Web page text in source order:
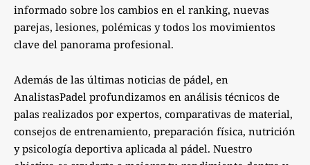
informado sobre los cambios en el ranking, nuevas
parejas, lesiones, polémicas y todos los movimientos
clave del panorama profesional.
Además de las últimas noticias de pádel, en
AnalistasPadel profundizamos en análisis técnicos de
palas realizados por expertos, comparativas de material,
consejos de entrenamiento, preparación física, nutrición
y psicología deportiva aplicada al pádel. Nuestro